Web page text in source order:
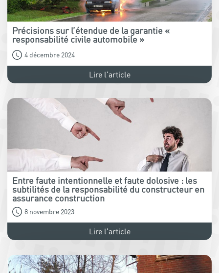
Précisions sur l’étendue de la garantie «
responsabilité civile automobile »
4 décembre 2024
Lire l'article
Entre faute intentionnelle et faute dolosive : les
subtilités de la responsabilité du constructeur en
assurance construction
8 novembre 2023
Lire l'article